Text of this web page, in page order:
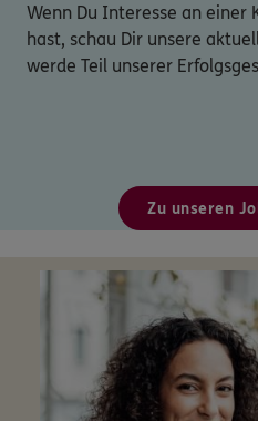
Wenn Du Interesse an einer
hast, schau Dir unsere
werde Teil unserer
Zu unseren